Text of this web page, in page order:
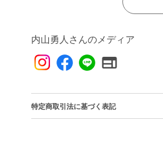
内山勇人さんのメディア
特定商取引法に基づく表記